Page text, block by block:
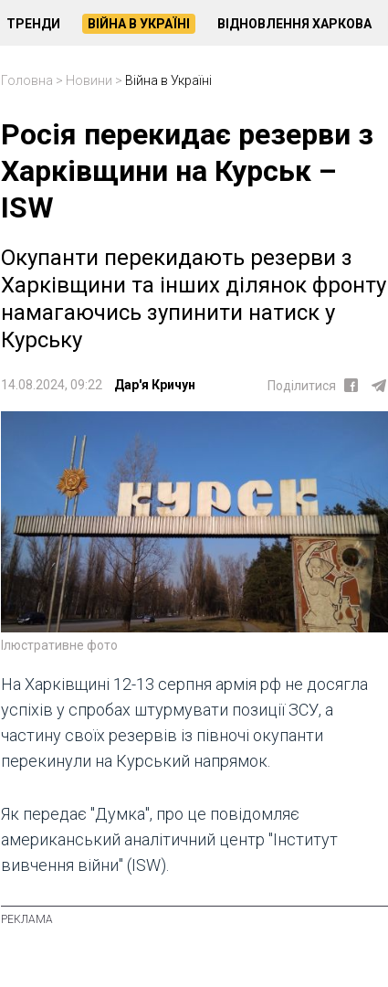
ТРЕНДИ ВІЙНА В УКРАЇНІ ВІДНОВЛЕННЯ ХАРКОВА
Головна > Новини > Війна в Україні
Росія перекидає резерви з
Харківщини на Курськ –
ISW
Окупанти перекидають резерви з
Харківщини та інших ділянок фронту
намагаючись зупинити натиск у
Курську
14.08.2024, 09:22 Дар'я Кричун Поділитися
Ілюстративне фото
На Харківщині 12-13 серпня армія рф не досягла
успіхів у спробах штурмувати позиції ЗСУ, а
частину своїх резервів із півночі окупанти
перекинули на Курський напрямок.
Як передає "Думка", про це повідомляє
американський аналітичний центр "Інститут
вивчення війни" (ISW).